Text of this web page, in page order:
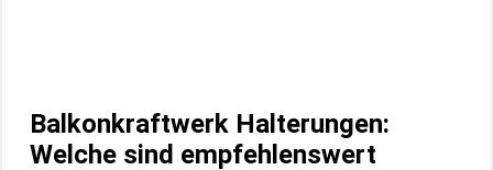
Balkonkraftwerk Halterungen:
Welche sind empfehlenswert